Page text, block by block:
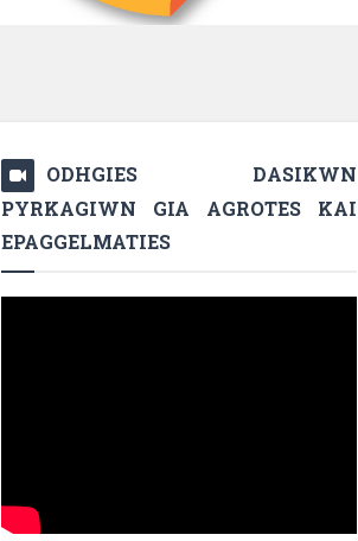
ODHGIES DASIKWN
PYRKAGIWN GIA AGROTES KAI
EPAGGELMATIES